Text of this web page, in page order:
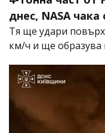
днес, NASA
Тя ще удари
км/ч и ще образува